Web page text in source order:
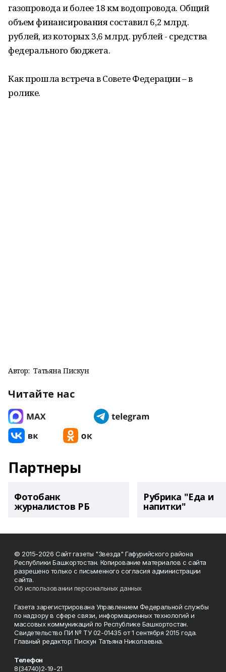
газопровода и более 18 км водопровода. Общий
объем финансирования составил 6,2 млрд.
рублей, из которых 3,6 млрд. рублей - средства
федерального бюджета.
Как прошла встреча в Совете Федерации – в
ролике.
Автор: Татьяна Пискун
Читайте нас
Партнеры
Фотобанк
журналистов РБ
Рубрика "Еда и
напитки"
© 2015-2026 Сайт газеты "Звезда" Гафурийского района
Республики Башкортостан. Копирование материалов с сайта
разрешено только с письменного согласия администрации
сайта.
Об использовании персональных данных
Газета зарегистрирована Управлением Федеральной службы
по надзору в сфере связи, информационных технологий и
массовых коммуникаций по Республике Башкортостан.
Свидетельство ПИ № ТУ 02-01435 от 1 сентября 2015 года.
Главный редактор: Пискун Татьяна Николаевна.
Телефон
8(34740)2-19-21